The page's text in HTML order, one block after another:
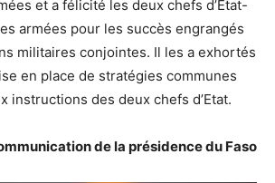
et a félicité les deux chefs d’Etat-
armées pour les succès engrangés
militaires conjointes. Il les a exhortés
en place de stratégies communes
instructions des deux chefs d’Etat.
de la présidence du Faso